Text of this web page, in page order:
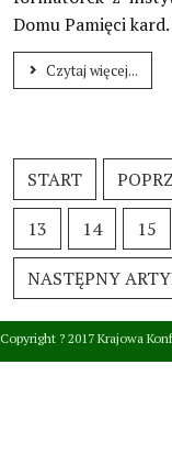
Domu Pamięci
Czytaj więcej...
START
13 14 15
NASTĘPNY
Copyright ? 2017 Krajowa